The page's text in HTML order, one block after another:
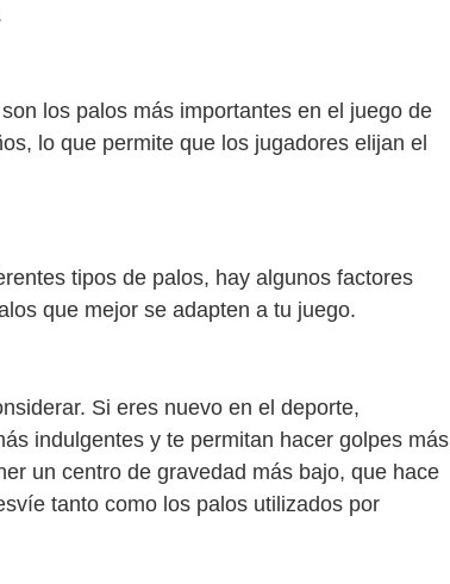
los palos más importantes en el juego de
lo que permite que los jugadores elijan el
tipos de palos, hay algunos factores
que mejor se adapten a tu juego.
Si eres nuevo en el deporte,
indulgentes y te permitan hacer golpes más
un centro de gravedad más bajo, que hace
tanto como los palos utilizados por